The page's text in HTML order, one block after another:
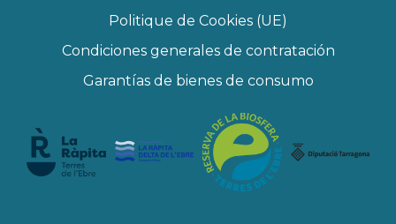
Politique de Cookies (UE)
Condiciones generales de contratación
Garantías de bienes de consumo